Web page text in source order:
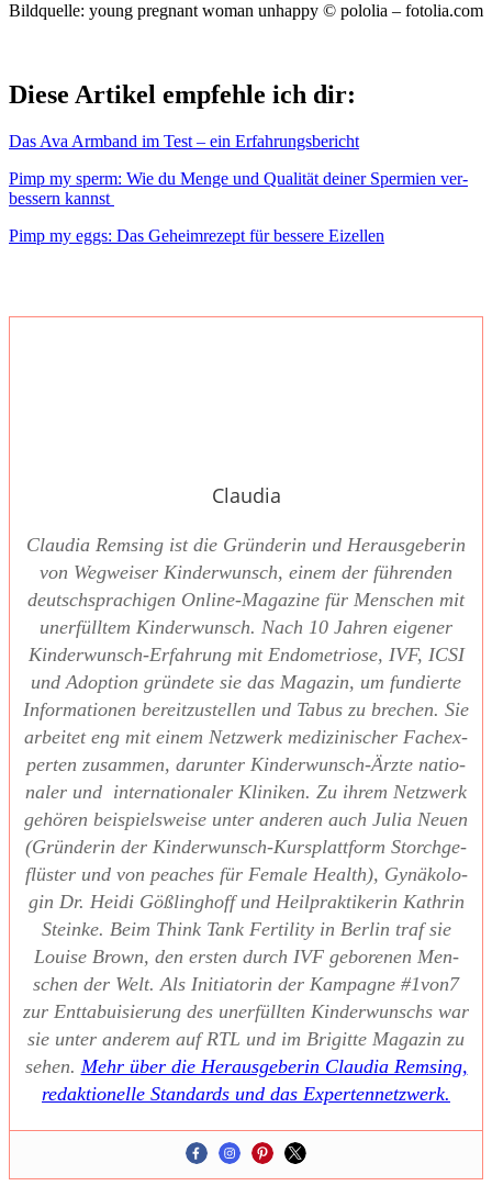
Bild­quel­le: young pregnant woman unhap­py © polo­lia – fotolia.com
Die­se Arti­kel emp­feh­le ich dir:
Das Ava Arm­band im Test – ein Erfah­rungs­be­richt
Pimp my sperm: Wie du Men­ge und Qua­li­tät dei­ner Sper­mi­en ver­
bes­sern kannst
Pimp my eggs: Das Geheim­re­zept für bes­se­re Eizel­len
Claudia
Clau­dia Rem­sing ist die Grün­de­rin und Her­aus­ge­be­rin
von Weg­wei­ser Kin­der­wunsch, einem der füh­ren­den
deutsch­spra­chi­gen Online-Maga­zi­ne für Men­schen mit
uner­füll­tem Kin­der­wunsch. Nach 10 Jah­ren eige­ner
Kin­der­wunsch-Erfah­rung mit Endo­me­trio­se, IVF, ICSI
und Adop­ti­on grün­de­te sie das Maga­zin, um fun­dier­te
Infor­ma­tio­nen bereit­zu­stel­len und Tabus zu bre­chen. Sie
arbei­tet eng mit einem Netz­werk medi­zi­ni­scher Fach­ex­
per­ten zusam­men, dar­un­ter Kin­der­wunsch-Ärz­te natio­
na­ler und inter­na­tio­na­ler Kli­ni­ken. Zu ihrem Netz­werk
gehö­ren bei­spiels­wei­se unter ande­ren auch Julia Neu­en
(Grün­de­rin der Kin­der­wunsch-Kurs­platt­form Storch­ge­
flüs­ter und von pea­ches für Fema­le Health), Gynä­ko­lo­
gin Dr. Hei­di Göß­ling­hoff und Heil­prak­ti­ke­rin Kath­rin
Stein­ke. Beim Think Tank Fer­ti­li­ty in Ber­lin traf sie
Loui­se Brown, den ers­ten durch IVF gebo­re­nen Men­
schen der Welt. Als Initia­to­rin der Kam­pa­gne #1von7
zur Ent­ta­bui­sie­rung des uner­füll­ten Kin­der­wunschs war
sie unter ande­rem auf RTL und im Bri­git­te Maga­zin zu
sehen. Mehr über die Her­aus­ge­be­rin Clau­dia Rem­sing,
redak­tio­nel­le Stan­dards und das Exper­ten­netz­werk.